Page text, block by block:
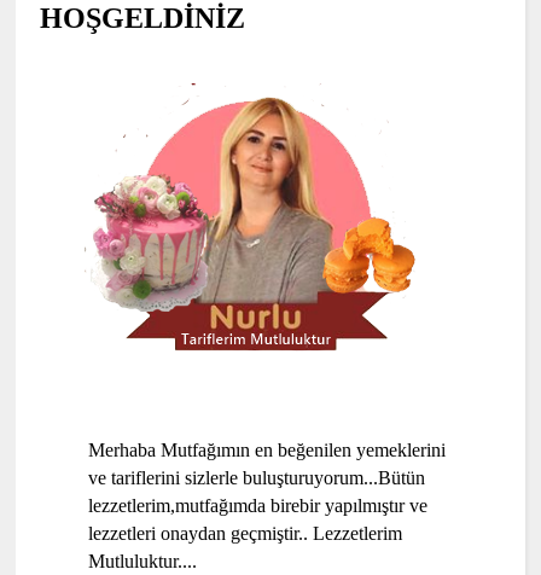
HOŞGELDİNİZ
Merhaba Mutfağımın en beğenilen yemeklerini
ve tariflerini sizlerle buluşturuyorum...Bütün
lezzetlerim,mutfağımda birebir yapılmıştır ve
lezzetleri onaydan geçmiştir.. Lezzetlerim
Mutluluktur....